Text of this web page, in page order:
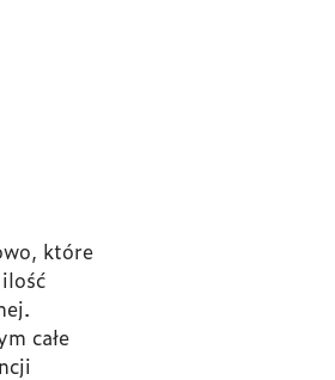
które
całe